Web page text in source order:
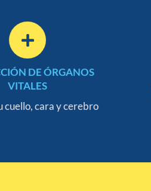
DE ÓRGANOS
VITALES
cuello, cara y cerebro